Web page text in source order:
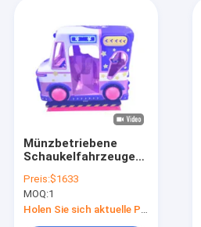
Münzbetriebene
Schaukelfahrzeuge
und fröhliche Lieder
für Kinder
Preis:$1633
MOQ:1